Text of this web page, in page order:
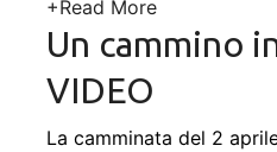
+Read More
Un cammino
VIDEO
La camminata del 2